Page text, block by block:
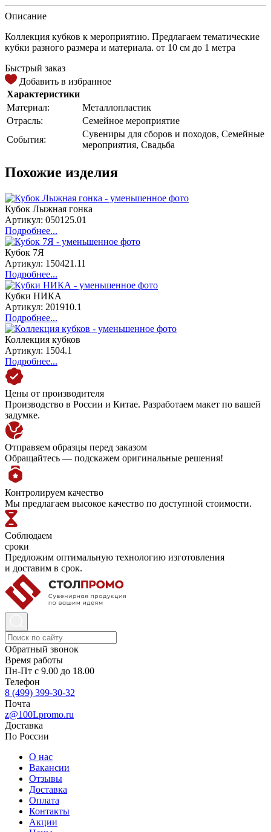
Описание
Коллекция кубков к мероприятию. Предлагаем тематические
кубки разного размера и материала. от 10 см до 1 метра
Быстрый заказ
Добавить в избранное
Характеристики
Материал:
Металлопластик
Отрасль:
Семейное мероприятие
События:
Сувениры для сборов и походов, Семейные
мероприятия, Свадьба
Похожие изделия
Кубок Лыжная гонка
Артикул: 050125.01
Подробнее...
Кубок 7Я
Артикул: 150421.11
Подробнее...
Кубки НИКА
Артикул: 201910.1
Подробнее...
Коллекция кубков
Артикул: 1504.1
Подробнее...
Цены от производителя
Производство в России и Китае. Разработаем макет по вашей
задумке.
Отправяем образцы перед заказом
Обращайтесь — подскажем оригинальные решения!
Контролируем качество
Мы предлагаем высокое качество по доступной стоимости.
Соблюдаем
сроки
Предложим оптимальную технологию изготовления
и доставим в срок.
Обратный звонок
Время работы
Пн-Пт с 9.00 до 18.00
Телефон
8 (499) 399-30-32
Почта
z@100Lpromo.ru
Доставка
По России
О нас
Вакансии
Отзывы
Доставка
Оплата
Контакты
Акции